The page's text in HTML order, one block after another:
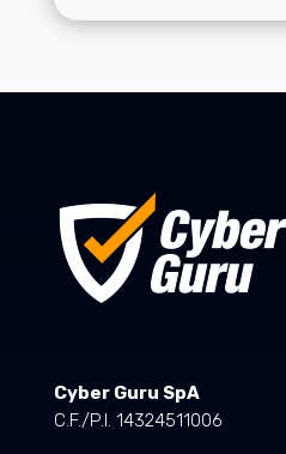
Cyber Guru SpA
C.F./P.I. 14324511006